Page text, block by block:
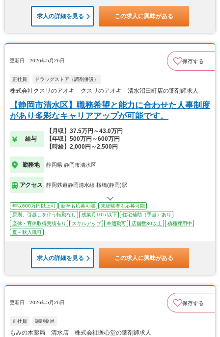
求人の詳細を見る この求人に興味がある
更新日：2026年5月26日 保存する
正社員 ドラッグストア（調剤併設）
株式会社クスリのアオキ クスリのアオキ 清水沼田町店の薬剤師求人
【静岡市清水区】職務希望と能力に合わせた人事制度
があり多彩なキャリアアップが可能です。
給与
【月収】37.5万円～43.0万円
【年収】500万円～600万円
【時給】2,000円～2,500円
勤務地 静岡県 静岡市清水区
アクセス 静岡鉄道静岡清水線 桜橋(静岡)駅
年収600万円以上可 新卒も応募可能
未経験者も応募可能
原則、引越しを伴う転勤なし
残業月10ｈ以下
住宅補助（手当）あり
産休・育休取得実績有り
スキルアップ 車通勤可 店舗数30以上
積極採用中
夏～秋入職可
求人の詳細を見る この求人に興味がある
更新日：2026年5月26日 保存する
正社員 調剤薬局
もみの木薬局 清水店 株式会社医心堂の薬剤師求人